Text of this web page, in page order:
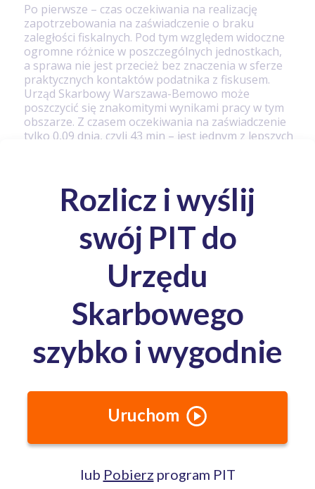
Po pierwsze – czas oczekiwania na realizację
zapotrzebowania na zaświadczenie o braku
zaległości fiskalnych. Pod tym względem widoczne
ogromne różnice w poszczególnych jednostkach,
a sprawa nie jest przecież bez znaczenia w sferze
praktycznych kontaktów podatnika z fiskusem.
Urząd Skarbowy Warszawa-Bemowo może
poszczycić się znakomitymi wynikami pracy w tym
obszarze. Z czasem oczekiwania na zaświadczenie
tylko 0,09 dnia, czyli 43 min – jest jednym z lepszych
Wśród największych urzędów postępowania
podatkowe trwać mogą od ok. 20 dni do ponad 60.
Urząd Skarbowy Warszawa-Bemowo realizuję tę
procedurę niezbyt sprawnie, bo w przeciągu 32,57
dnia, jednak tak jak powiedziane to zostało
wcześniej jest to wciąż średni (względnie
satysfakcjonujący) rezultat.
Po trzecie – poziom podatków odprowadzanych
dobrowolnie. Oceny w omawianej grupie wahają
się w tej kategorii od ok. 96% do ponad 99%. Urząd
Skarbowy Warszawa-Bemowo z rezultatem 98,09%
plasuje się w środkowej części zestawienia i należy
to uznać za dobry wynik.
kategorii zwracano przede wszystkim uwagę na
wzrost ilości dokumentów składanych
elektronicznie w czasie dwóch ostatnich sezonów
rozliczeniowych. Urząd Skarbowy Warszawa-
Bemowo przyjął w 2015 r. 68,75% cyfrowych
dokumentów podatkowych. W roku 2016 było to
74,58%. Wzrost wyniósł więc 5,83 % – co stanowi